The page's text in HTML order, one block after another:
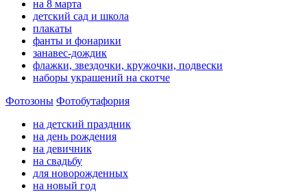
на 8 марта
детский сад и школа
плакаты
фанты и фонарики
занавес-дождик
флажки, звездочки, кружочки, подвески
наборы украшений на скотче
Фотозоны Фотобутафория
на детский праздник
на день рождения
на девичник
на свадьбу
для новорожденных
на новый год